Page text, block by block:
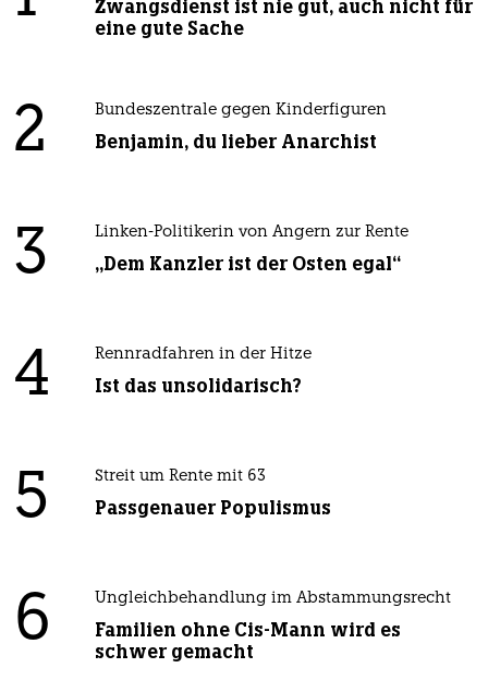
Zwangsdienst ist nie gut, auch nicht für
eine gute Sache
2 Bundeszentrale gegen Kinderfiguren
Benjamin, du lieber Anarchist
3 Linken-Politikerin von Angern zur Rente
„Dem Kanzler ist der Osten egal“
4 Rennradfahren in der Hitze
Ist das unsolidarisch?
5 Streit um Rente mit 63
Passgenauer Populismus
6 Ungleichbehandlung im Abstammungsrecht
Familien ohne Cis-Mann wird es
schwer gemacht